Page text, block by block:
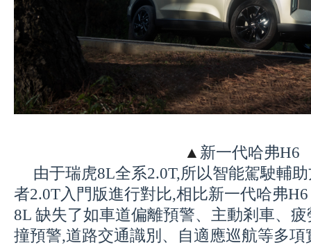
▲ 新一代哈弗H6
由于瑞虎8L全系2.0T,所以智能駕駛輔
者2.0T入門版進行對比,相比新一代哈弗
8L 缺失了如車道偏離預警、主動剎車、
撞預警,道路交通識別、自適應巡航等多項